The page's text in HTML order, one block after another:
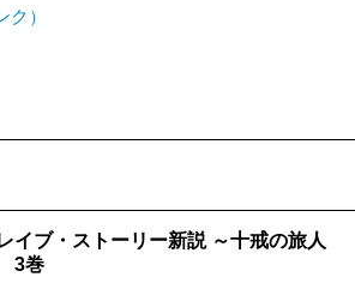
）
イブ・ストーリー新説 ～十戒の旅人
3巻